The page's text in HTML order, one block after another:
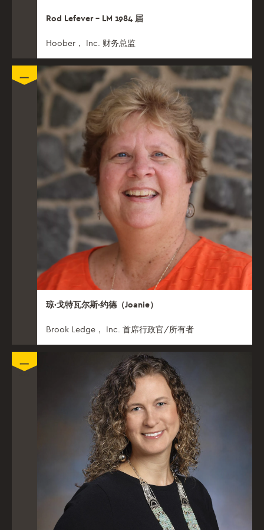
Rod Lefever – LM 1984 届
Hoober， Inc. 财务总监
琼·戈特瓦尔斯·约德（Joanie）
Brook Ledge， Inc. 首席行政官/所有者